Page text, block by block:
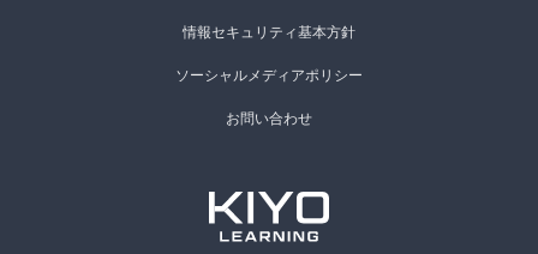
情報セキュリティ基本方針
ソーシャルメディアポリシー
お問い合わせ